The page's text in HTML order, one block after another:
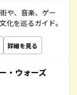
や、音楽、ゲー
化を巡るガイド。
詳細を見る
・ウォーズ